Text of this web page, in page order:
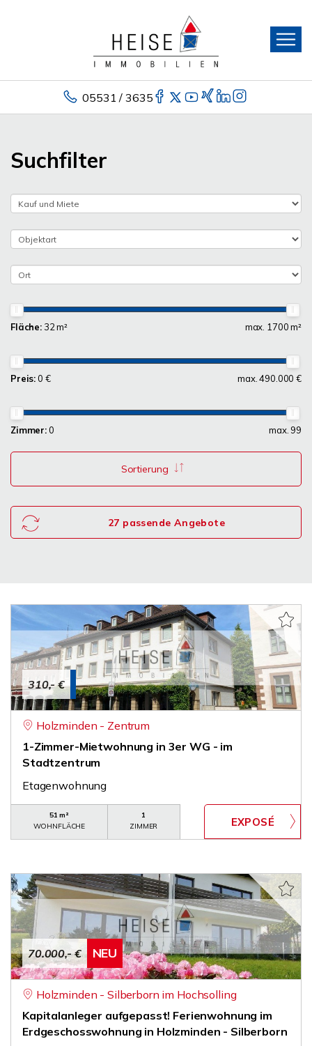
05531 / 3635
Suchfilter
Fläche: 32 m² max. 1700 m²
Preis:0 € max. 490.000 €
Zimmer:0 max. 99
Sortierung
27 passende Angebote
310,- €
Holzminden - Zentrum
1-Zimmer-Mietwohnung in 3er WG - im
Stadtzentrum
Etagenwohnung
51 m²
WOHNFLÄCHE
1
ZIMMER
70.000,- € NEU
Holzminden - Silberborn im Hochsolling
Kapitalanleger aufgepasst! Ferienwohnung im
Erdgeschosswohnung in Holzminden - Silberborn